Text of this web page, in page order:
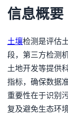
信息概要
土壤检测是评估
段，第三方检测
土地开发等提供
指标，确保数据
重要性在于识别
复及避免生态环